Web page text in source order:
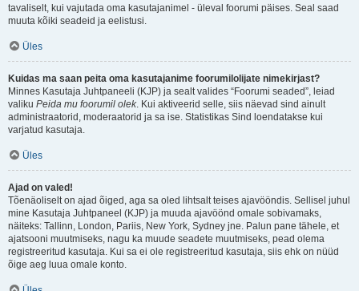
tavaliselt, kui vajutada oma kasutajanimel - üleval foorumi päises. Seal saad
muuta kõiki seadeid ja eelistusi.
Üles
Kuidas ma saan peita oma kasutajanime foorumilolijate nimekirjast?
Minnes Kasutaja Juhtpaneeli (KJP) ja sealt valides “Foorumi seaded”, leiad
valiku Peida mu foorumil olek. Kui aktiveerid selle, siis näevad sind ainult
administraatorid, moderaatorid ja sa ise. Statistikas Sind loendatakse kui
varjatud kasutaja.
Üles
Ajad on valed!
Tõenäoliselt on ajad õiged, aga sa oled lihtsalt teises ajavööndis. Sellisel juhul
mine Kasutaja Juhtpaneel (KJP) ja muuda ajavöönd omale sobivamaks,
näiteks: Tallinn, London, Pariis, New York, Sydney jne. Palun pane tähele, et
ajatsooni muutmiseks, nagu ka muude seadete muutmiseks, pead olema
registreeritud kasutaja. Kui sa ei ole registreeritud kasutaja, siis ehk on nüüd
õige aeg luua omale konto.